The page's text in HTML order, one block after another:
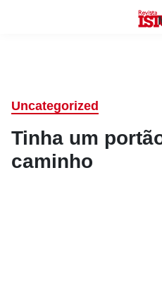
Uncategorized
Tinha um
caminho